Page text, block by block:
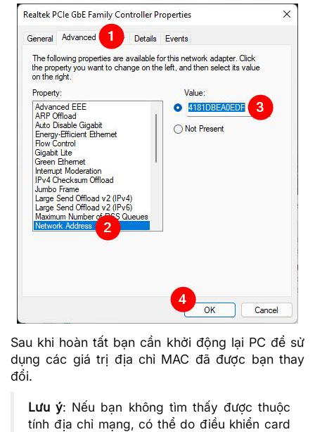
Sau khi hoàn tất bạn cần khởi động lại PC để sử
dụng các giá trị địa chỉ MAC đã được bạn thay
đổi.
Lưu ý: Nếu bạn không tìm thấy được thuộc
tính địa chỉ mạng, có thể do điều khiển card